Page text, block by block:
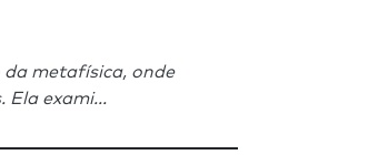
da metafísica, onde
Ela exami...